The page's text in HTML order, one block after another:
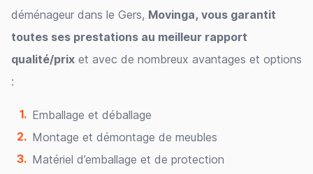
déménageur dans le Gers, Movinga, vous garantit
toutes ses prestations au meilleur rapport
qualité/prix et avec de nombreux avantages et options
:
Emballage et déballage
Montage et démontage de meubles
Matériel d’emballage et de protection